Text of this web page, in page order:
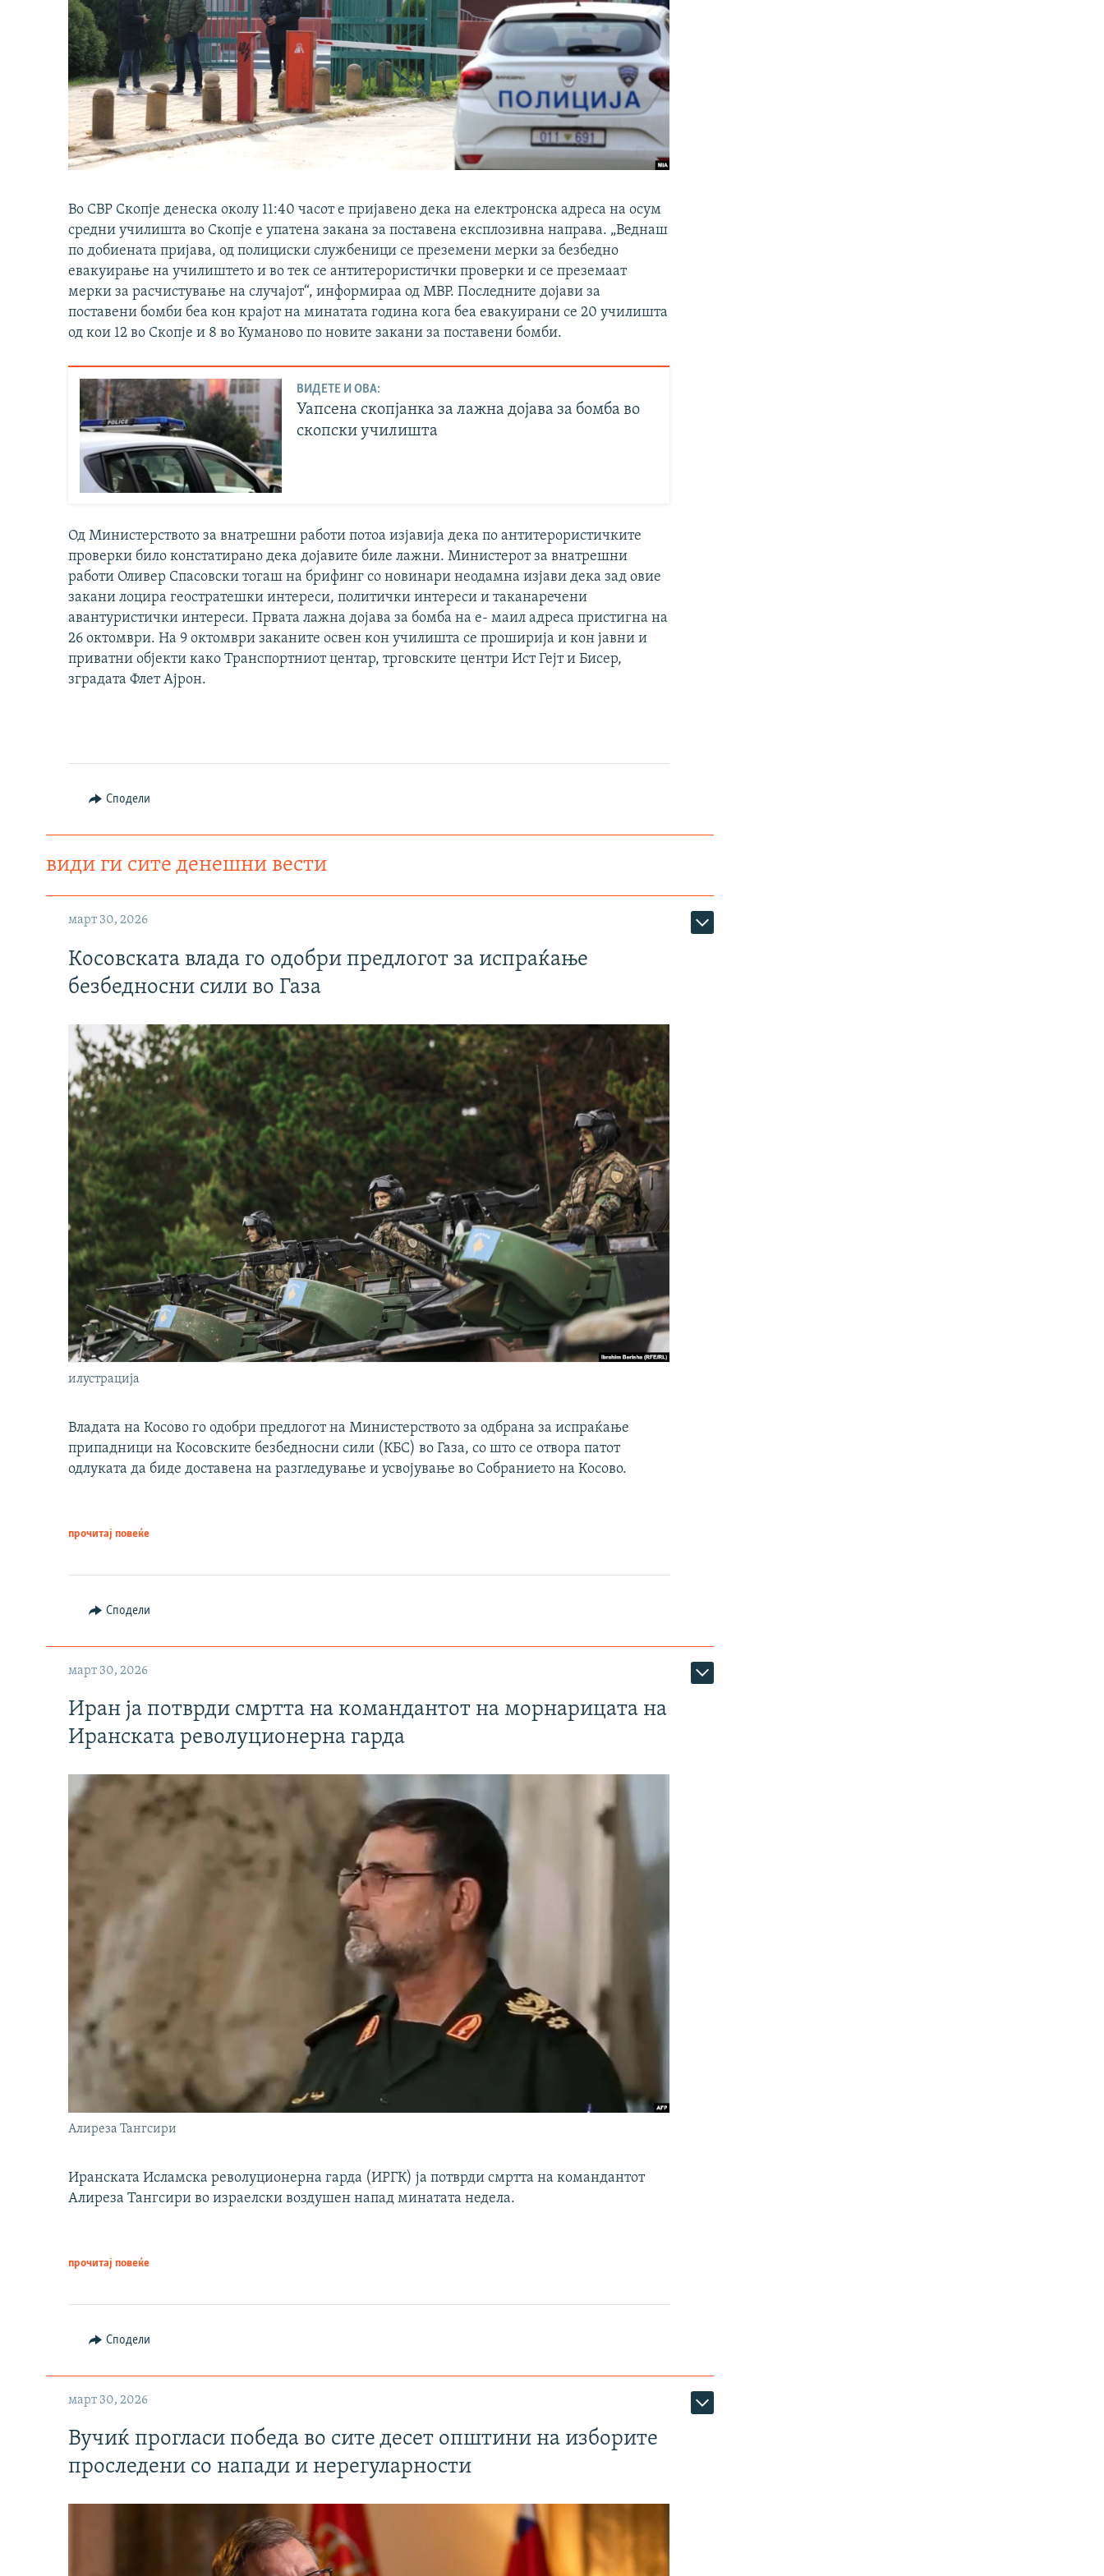
Во СВР Скопје денеска околу 11:40 часот е пријавено дека на електронска адреса на осум
средни училишта во Скопје е упатена закана за поставена експлозивна нaправа. „Веднаш
по добиената пријава, од полициски службеници се преземени мерки за безбедно
евакуирање на училиштето и во тек се антитерористички проверки и се преземаат
мерки за расчистување на случајот“, информираа од МВР. Последните дојави за
поставени бомби беа кон крајот на минатата година кога беа евакуирани се 20 училишта
од кои 12 во Скопје и 8 во Куманово по новите закани за поставени бомби.
ВИДЕТЕ И ОВА:
Уапсена скопјанка за лажна дојава за бомба во
скопски училишта
Од Министерството за внатрешни работи потоа изјавија дека по антитерористичките
проверки било констатирано дека дојавите биле лажни. Министерот за внатрешни
работи Оливер Спасовски тогаш на брифинг со новинари неодамна изјави дека зад овие
закани лоцира геостратешки интереси, политички интереси и таканаречени
авантуристички интереси. Првата лажна дојава за бомба на е- маил адреса пристигна на
26 октомври. На 9 октомври заканите освен кон училишта се проширија и кон јавни и
приватни објекти како Транспортниот центар, трговските центри Ист Гејт и Бисер,
зградата Флет Ајрон.
Сподели
види ги сите денешни вести
март 30, 2026
Косовската влада го одобри предлогот за испраќање
безбедносни сили во Газа
илустрација
Владата на Косово го одобри предлогот на Министерството за одбрана за испраќање
припадници на Косовските безбедносни сили (КБС) во Газа, со што се отвора патот
одлуката да биде доставена на разгледување и усвојување во Собранието на Косово.
прочитај повеќе
Сподели
март 30, 2026
Иран ја потврди смртта на командантот на морнарицата на
Иранската револуционерна гарда
Алиреза Тангсири
Иранската Исламска револуционерна гарда (ИРГК) ја потврди смртта на командантот
Алиреза Тангсири во израелски воздушен напад минатата недела.
прочитај повеќе
Сподели
март 30, 2026
Вучиќ прогласи победа во сите десет општини на изборите
проследени со напади и нерегуларности